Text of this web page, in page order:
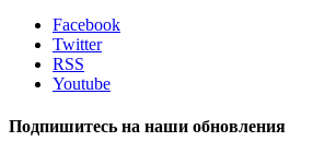
Facebook
Twitter
RSS
Youtube
Подпишитесь на наши обновления